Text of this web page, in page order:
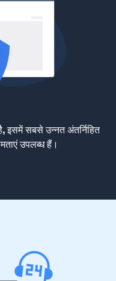
इसमें सबसे उन्नत अंतर्निहित
उपलब्ध हैं।